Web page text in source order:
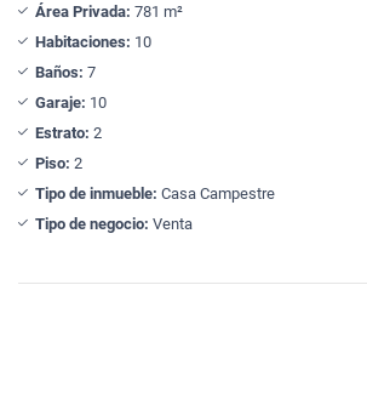
Área Privada: 781 m²
Habitaciones: 10
Baños: 7
Garaje: 10
Estrato: 2
Piso: 2
Tipo de inmueble: Casa Campestre
Tipo de negocio: Venta